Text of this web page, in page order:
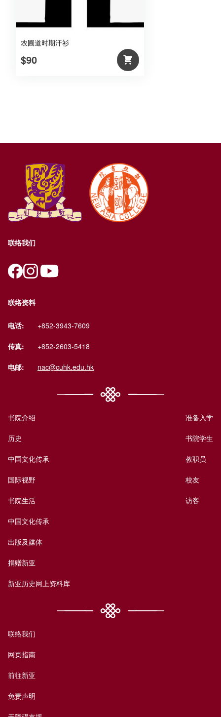
农圃道时期汗衫
$90
联络我们
联络资料
电话: +852-3943-7609
传真: +852-2603-5418
电邮: nac@cuhk.edu.hk
书院介绍
历史
中国文化传承
国际视野
书院生活
中国文化传承
出版及媒体
捐赠新亚
新亚历史网上资料库
准备入学
书院学生
教职员
校友
访客
联络我们
网页指南
前往新亚
免责声明